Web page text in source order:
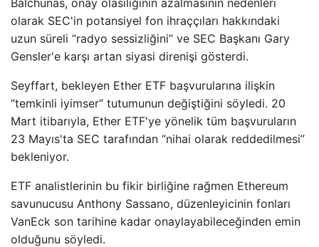
Balchunas, onay olasılığının azalmasının nedenleri
olarak SEC'in potansiyel fon ihraççıları hakkındaki
uzun süreli “radyo sessizliğini” ve SEC Başkanı Gary
Gensler'e karşı artan siyasi direnişi gösterdi.
Seyffart, bekleyen Ether ETF başvurularına ilişkin
“temkinli iyimser” tutumunun değiştiğini söyledi. 20
Mart itibarıyla, Ether ETF'ye yönelik tüm başvuruların
23 Mayıs'ta SEC tarafından “nihai olarak reddedilmesi”
bekleniyor.
ETF analistlerinin bu fikir birliğine rağmen Ethereum
savunucusu Anthony Sassano, düzenleyicinin fonları
VanEck son tarihine kadar onaylayabileceğinden emin
olduğunu söyledi.